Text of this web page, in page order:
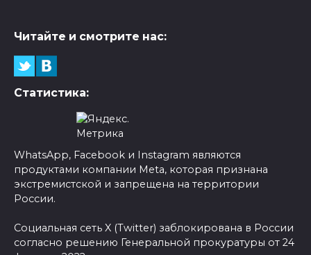
Читайте и смотрите нас:
Статистика:
WhatsApp, Facebook и Instagram являются
продуктами компании Meta, которая признана
экстремистской и запрещена на территории
России.
Социальная сеть X (Twitter) заблокирована в России
согласно решению Генеральной прокуратуры от 24